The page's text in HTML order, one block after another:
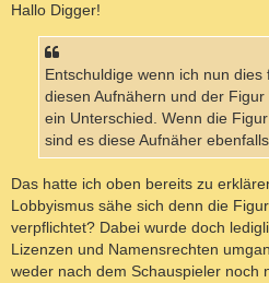
r
Hallo Digger!
Entschuldige wenn ich nun
diesen Aufnähern und der
ein Unterschied. Wenn die
sind es diese Aufnäher ebenfalls.
Das hatte ich oben bereits zu
Lobbyismus sähe sich denn die
verpflichtet? Dabei wurde doch
Lizenzen und Namensrechten
weder nach dem Schauspieler noch